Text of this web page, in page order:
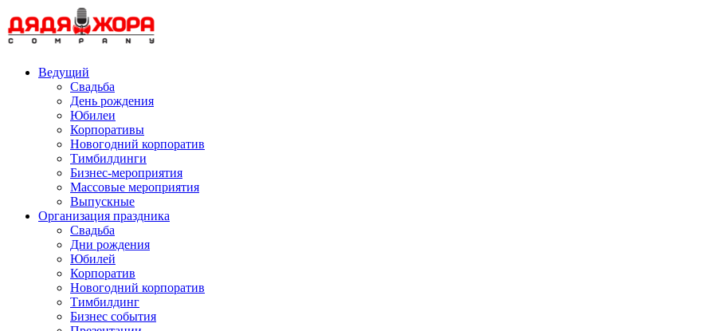
to
content
Ведущий
Свадьба
День рождения
Юбилеи
Корпоративы
Новогодний корпоратив
Тимбилдинги
Бизнес-мероприятия
Массовые мероприятия
Выпускные
Организация праздника
Свадьба
Дни рождения
Юбилей
Корпоратив
Новогодний корпоратив
Тимбилдинг
Бизнес события